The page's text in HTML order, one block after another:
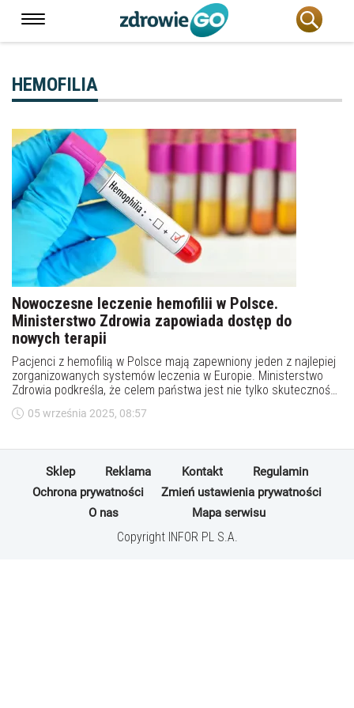
HEMOFILIA
Nowoczesne leczenie hemofilii w Polsce.
Ministerstwo Zdrowia zapowiada dostęp do
nowych terapii
Pacjenci z hemofilią w Polsce mają zapewniony jeden z najlepiej
zorganizowanych systemów leczenia w Europie. Ministerstwo
Zdrowia podkreśla, że celem państwa jest nie tylko skuteczność i
bezpieczeństwo terapii, ale także poprawa jakości życia chorych.
Wkrótce program lekowy może zostać rozszerzony o nowe,
05 września 2025, 08:57
Sklep Reklama Kontakt
Regulamin
Ochrona prywatności
Zmień ustawienia prywatności
O nas
Mapa serwisu
Copyright INFOR PL S.A.